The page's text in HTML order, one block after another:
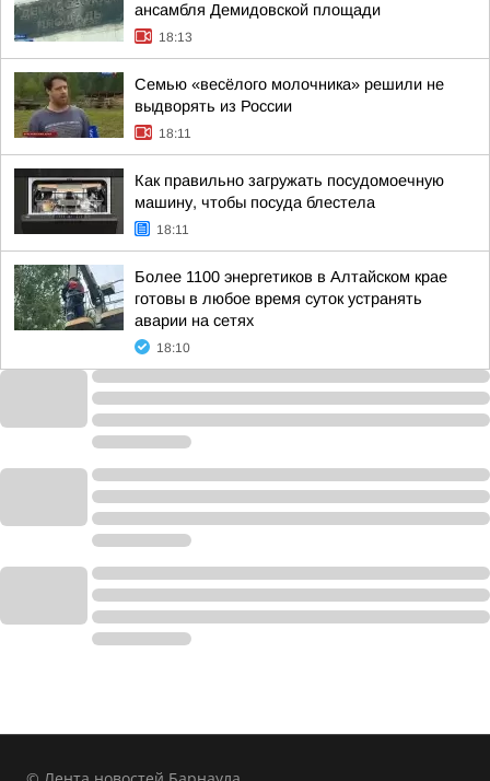
ансамбля Демидовской площади
18:13
Семью «весёлого молочника» решили не
выдворять из России
18:11
Как правильно загружать посудомоечную
машину, чтобы посуда блестела
18:11
Более 1100 энергетиков в Алтайском крае
готовы в любое время суток устранять
аварии на сетях
18:10